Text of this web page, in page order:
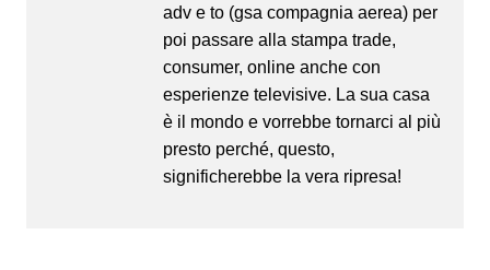
adv e to (gsa compagnia aerea) per
poi passare alla stampa trade,
consumer, online anche con
esperienze televisive. La sua casa
è il mondo e vorrebbe tornarci al più
presto perché, questo,
significherebbe la vera ripresa!